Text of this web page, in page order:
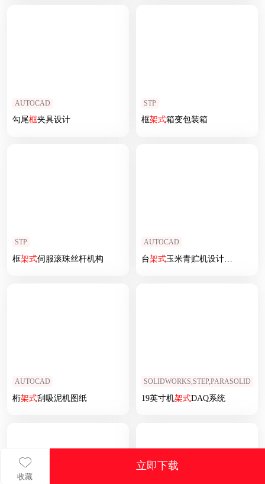
收藏
立即下载
AUTOCAD
勾尾框夹具设计
STP
框架式箱变包装箱
STP
框架式伺服滚珠丝杆机构
AUTOCAD
台架式玉米青贮机设计CAD
AUTOCAD
桁架式刮吸泥机图纸
SOLIDWORKS,STEP,PARASOLID
19英寸机架式DAQ系统